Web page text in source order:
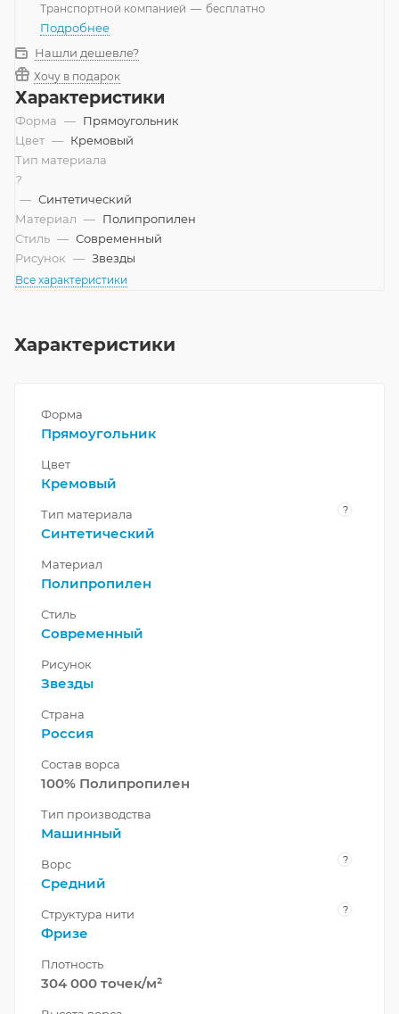
Транспортной компанией — бесплатно
Подробнее
Нашли дешевле?
Хочу в подарок
Характеристики
Форма — Прямоугольник
Цвет — Кремовый
Тип материала
?
— Синтетический
Материал — Полипропилен
Стиль — Современный
Рисунок — Звезды
Все характеристики
Характеристики
Форма
Прямоугольник
Цвет
Кремовый
Тип материала ?
Синтетический
Материал
Полипропилен
Стиль
Современный
Рисунок
Звезды
Страна
Россия
Состав ворса
100% Полипропилен
Тип производства
Машинный
Ворс ?
Средний
Структура нити ?
Фризе
Плотность
304 000 точек/м²